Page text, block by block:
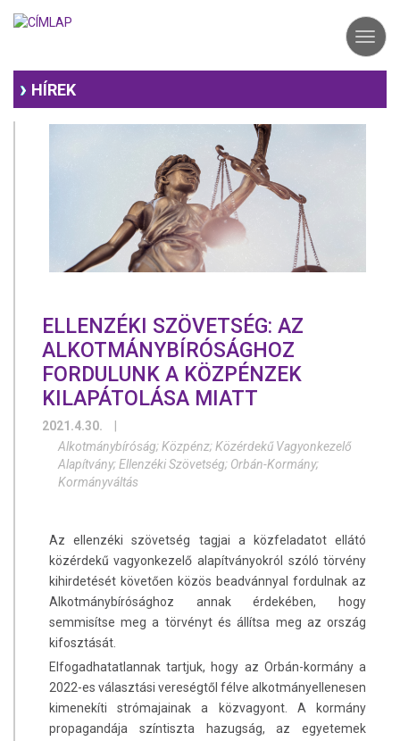
HÍREK
ELLENZÉKI SZÖVETSÉG: AZ
ALKOTMÁNYBÍRÓSÁGHOZ
FORDULUNK A KÖZPÉNZEK
KILAPÁTOLÁSA MIATT
2021.4.30.
Alkotmánybíróság; Közpénz; Közérdekű Vagyonkezelő
Alapítvány; Ellenzéki Szövetség; Orbán-Kormány;
Kormányváltás
Az ellenzéki szövetség tagjai a közfeladatot ellátó
közérdekű vagyonkezelő alapítványokról szóló törvény
kihirdetését követően közös beadvánnyal fordulnak az
Alkotmánybírósághoz annak érdekében, hogy
semmisítse meg a törvényt és állítsa meg az ország
kifosztását.
Elfogadhatatlannak tartjuk, hogy az Orbán-kormány a
2022-es választási vereségtől félve alkotmányellenesen
kimenekíti strómajainak a közvagyont. A kormány
propagandája színtiszta hazugság, az egyetemek